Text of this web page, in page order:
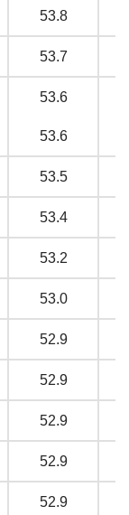
53.8
53.7
53.6
53.6
53.5
53.4
53.2
53.0
52.9
52.9
52.9
52.9
52.9